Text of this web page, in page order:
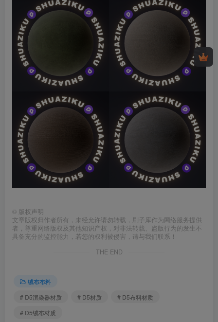
© 版权声明
文章版权归作者所有，未经允许请勿转载，刷子库作为网络服务提供
者，尊重网络版权及其他知识产权，对非法转载、盗版行为的发生不
具备充分的监控能力，若您的权利被侵害，请与我们联系！
THE END
绒布布料
# D5渲染器材质
# D5材质
# D5布料材质
# D5绒布材质